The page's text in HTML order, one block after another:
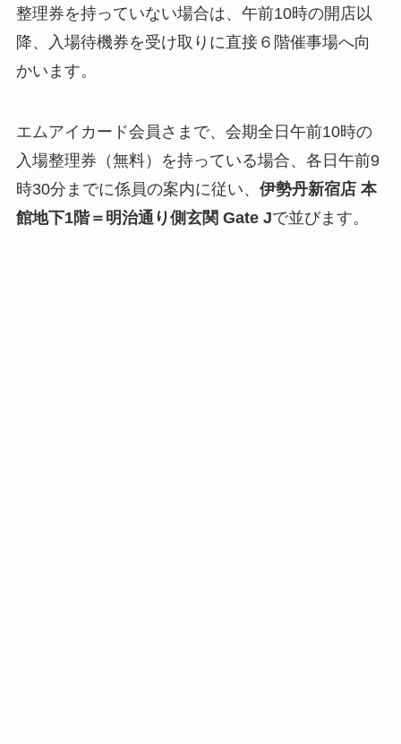
整理券を持っていない場合は、午前10時の開店以
降、入場待機券を受け取りに直接６階催事場へ向
かいます。
エムアイカード会員さまで、会期全日午前10時の
入場整理券（無料）を持っている場合、各日午前9
時30分までに係員の案内に従い、 伊勢丹新宿店 本
館地下1階＝明治通り側玄関 Gate Jで並びます。